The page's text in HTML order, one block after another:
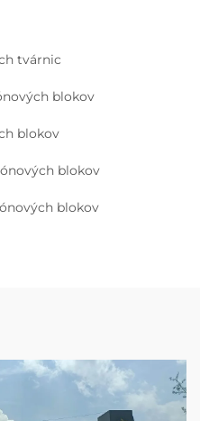
tvárnic
blokov
blokov
blokov
blokov